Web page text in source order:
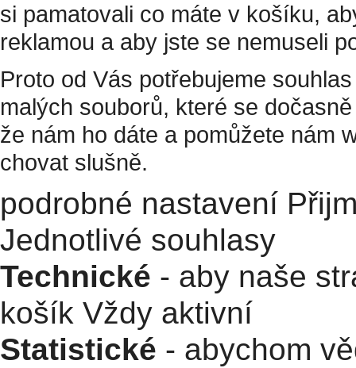
si pamatovali co máte v košíku,
reklamou a aby jste se nemuseli
Proto od Vás potřebujeme
malých souborů, které se
že nám ho dáte a pomůžete nám
chovat slušně.
podrobné nastavení
Jednotlivé souhlasy
Technické - aby naše
košík Vždy aktivní
Statistické - abychom